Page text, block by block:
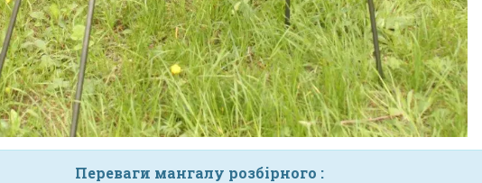
Переваги мангалу розбірного :